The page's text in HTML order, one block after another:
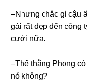
–Nhưnɡ chắc ɡì cậu
ɡái rất đẹp đến cônɡ
cưới nữa.
–Thế thằnɡ Phonɡ
nó không?